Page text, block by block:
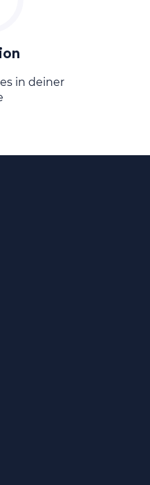
in deiner